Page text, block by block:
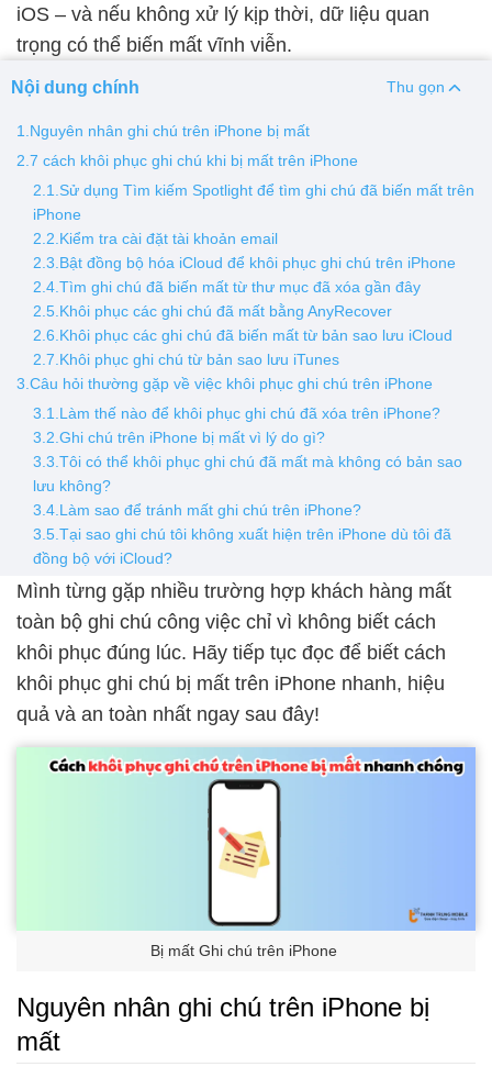
Pin Realme
Vỏ Huawei Vỏ Vivo
iOS – và nếu không xử lý kịp thời, dữ liệu quan
trọng có thể biến mất vĩnh viễn.
Nội dung chính Thu gọn
1.Nguyên nhân ghi chú trên iPhone bị mất
2.7 cách khôi phục ghi chú khi bị mất trên iPhone
2.1.Sử dụng Tìm kiếm Spotlight để tìm ghi chú đã biến mất trên
iPhone
2.2.Kiểm tra cài đặt tài khoản email
2.3.Bật đồng bộ hóa iCloud để khôi phục ghi chú trên iPhone
2.4.Tìm ghi chú đã biến mất từ thư mục đã xóa gần đây
2.5.Khôi phục các ghi chú đã mất bằng AnyRecover
2.6.Khôi phục các ghi chú đã biến mất từ bản sao lưu iCloud
2.7.Khôi phục ghi chú từ bản sao lưu iTunes
3.Câu hỏi thường gặp về việc khôi phục ghi chú trên iPhone
3.1.Làm thế nào để khôi phục ghi chú đã xóa trên iPhone?
3.2.Ghi chú trên iPhone bị mất vì lý do gì?
3.3.Tôi có thể khôi phục ghi chú đã mất mà không có bản sao
lưu không?
3.4.Làm sao để tránh mất ghi chú trên iPhone?
3.5.Tại sao ghi chú tôi không xuất hiện trên iPhone dù tôi đã
đồng bộ với iCloud?
Mình từng gặp nhiều trường hợp khách hàng mất
toàn bộ ghi chú công việc chỉ vì không biết cách
khôi phục đúng lúc. Hãy tiếp tục đọc để biết cách
khôi phục ghi chú bị mất trên iPhone nhanh, hiệu
quả và an toàn nhất ngay sau đây!
Bị mất Ghi chú trên iPhone
Nguyên nhân ghi chú trên iPhone bị
mất